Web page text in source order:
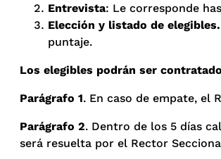
Entrevista: Le corresponde
Elección y listado de elegibles.
puntaje.
Los elegibles podrán ser
Parágrafo 1. En caso de empate, el
Parágrafo 2. Dentro de los 5 días
será resuelta por el Rector